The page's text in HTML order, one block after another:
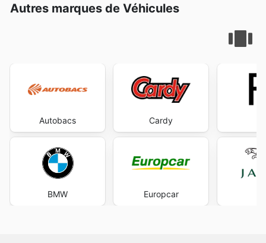
Autres marques de Véhicules
Autobacs
BMW
Cardy
Europcar